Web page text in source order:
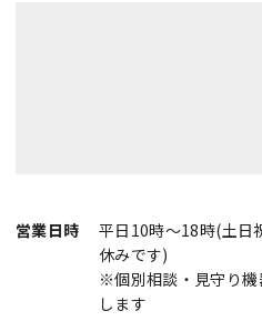
営業日時
平日10時～18時(土日
休みです)
※個別相談・見守り機
します